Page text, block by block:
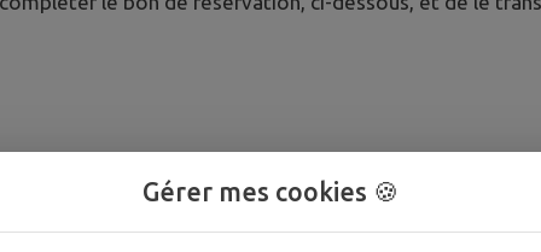
Gérer mes cookies 🍪